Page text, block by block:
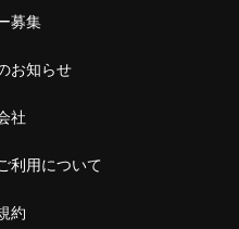
募集
お知らせ
社
利用について
約